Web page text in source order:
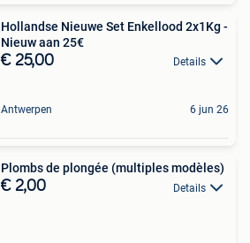
Hollandse Nieuwe Set Enkellood 2x1Kg -
Nieuw aan 25€
€ 25,00 Details
Antwerpen 6 jun 26
Plombs de plongée (multiples modèles)
€ 2,00 Details